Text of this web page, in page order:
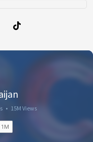
• 15M Views